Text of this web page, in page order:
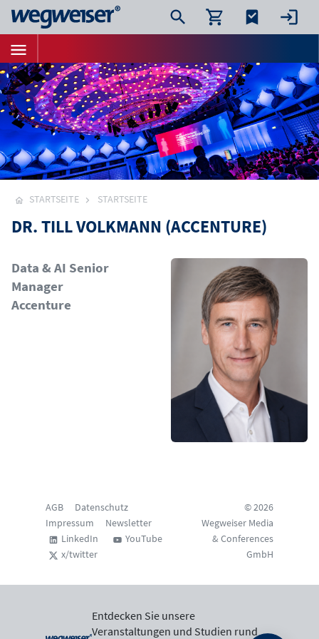
STARTSEITE STARTSEITE
DR. TILL VOLKMANN (ACCENTURE)
Bild
Data & AI Senior
Manager
Accenture
AGB
Datenschutz
Impressum
Newsletter
LinkedIn
YouTube
x/twitter
© 2026
Wegweiser Media
& Conferences
GmbH
Entdecken Sie unsere
Veranstaltungen und Studien rund